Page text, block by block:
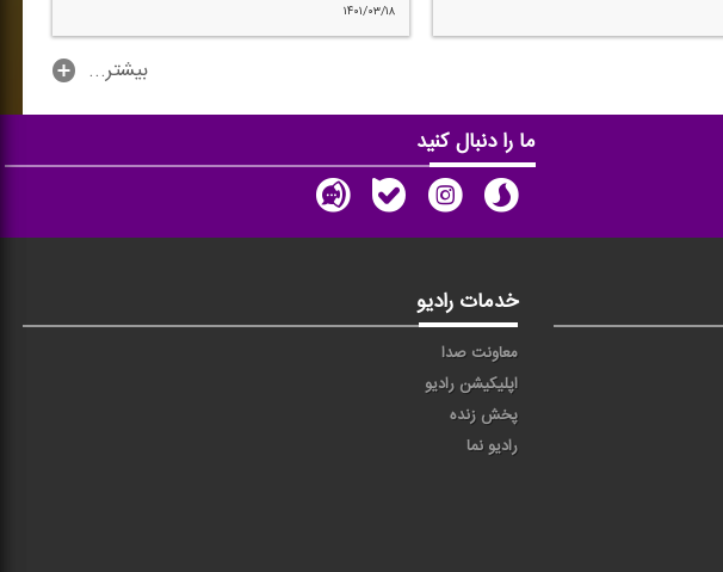
۱۴۰۱/۰۳/۱۸
...بیشتر
ما را دنبال کنید
خدمات رادیو
معاونت صدا
اپلیکیشن رادیو
پخش زنده
رادیو نما